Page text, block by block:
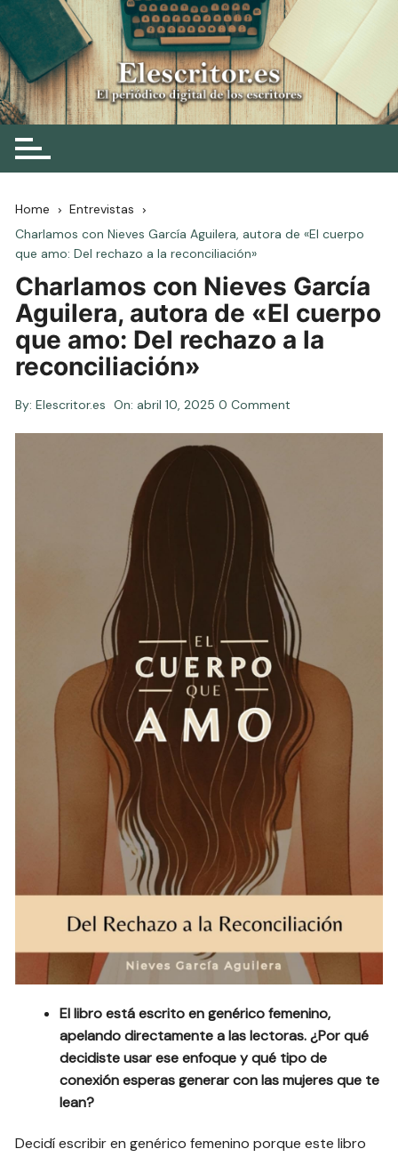
Skip
to
content
Elescritor.es
El periódico digital de los escritores
Home
Entrevistas
Charlamos con Nieves García Aguilera, autora de «El cuerpo
que amo: Del rechazo a la reconciliación»
Charlamos con Nieves García
Aguilera, autora de «El cuerpo
que amo: Del rechazo a la
reconciliación»
By: Elescritor.es On: abril 10, 2025 0 Comment
El libro está escrito en genérico femenino,
apelando directamente a las lectoras. ¿Por qué
decidiste usar ese enfoque y qué tipo de
conexión esperas generar con las mujeres que te
lean?
Decidí escribir en genérico femenino porque este libro